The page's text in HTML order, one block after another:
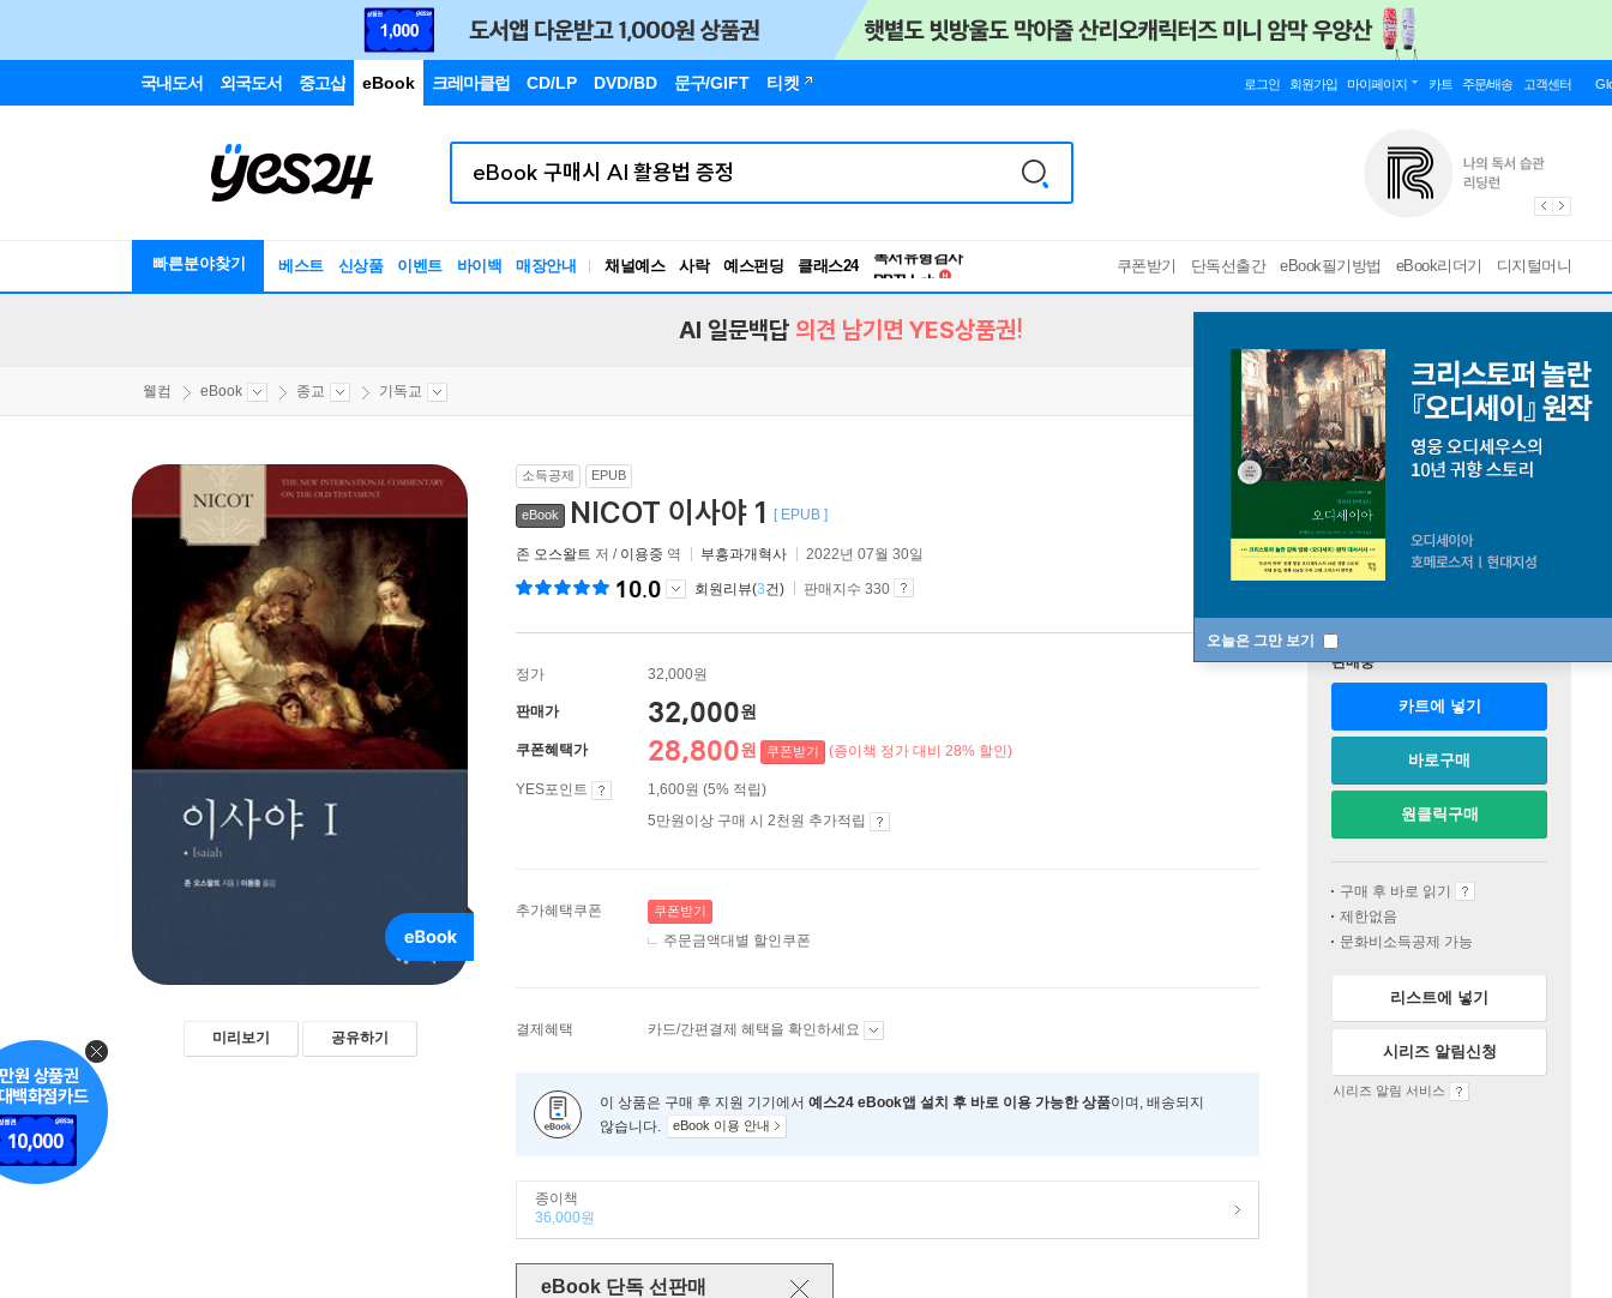
국내도서 외국도서 중고샵 eBook 크레마클럽 CD/LP DVD/BD 문구/GIFT 티켓 로그인 회원가입 마이페이지 카트 주문/배송 고객센터
빠른분야찾기 베스트 신상품 이벤트 바이백 매장안내 채널예스 사락 예스펀딩 클래스24
RBTI Lab
독서유형검사
쿠폰받기 단독선출간 eBook필기방법 eBook리더기 디지털머니
오늘은 그만 보기
AI 일문백답 의견 남기면 YES상품권!
웰컴 eBook 종교 기독교
미리보기 공유하기
소득공제 EPUB
eBook NICOT 이사야 1 [ EPUB ]
존 오스왈트 저 / 이용중 역 부흥과개혁사 2022년 07월 30일
10.0 회원리뷰(3건) 판매지수 330
정가 32,000원
판매가 32,000원
쿠폰혜택가 28,800원 쿠폰받기 (종이책 정가 대비 28% 할인)
YES포인트
1,600원 (5% 적립)
5만원이상 구매 시 2천원 추가적립
추가혜택쿠폰 쿠폰받기
주문금액대별 할인쿠폰
결제혜택 카드/간편결제 혜택을 확인하세요
이 상품은 구매 후 지원 기기에서 예스24 eBook앱 설치 후 바로 이용 가능한 상품이며, 배송되지
않습니다.
eBook 이용 안내
종이책
36,000원
eBook 단독 선판매
판매중
카트에 넣기
바로구매
원클릭구매
구매 후 바로 읽기
제한없음
문화비소득공제 가능
리스트에 넣기
시리즈 알림신청
시리즈 알림 서비스